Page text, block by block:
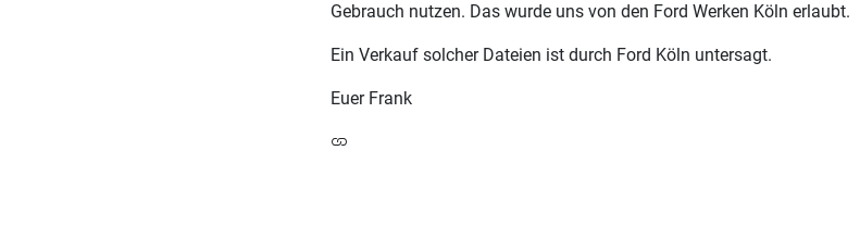
Gebrauch nutzen. Das wurde uns von den Ford Werken Köln erlaubt.
Ein Verkauf solcher Dateien ist durch Ford Köln untersagt.
Euer Frank